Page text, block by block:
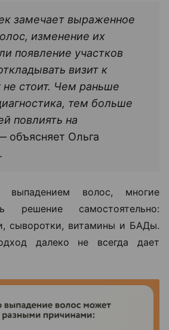
замечает выраженное
изменение их
появление участков
визит к
не стоит. Чем раньше
тем больше
повлиять на
объясняет Ольга
выпадением волос, многие
решение самостоятельно:
сыворотки, витамины и БАДы.
далеко не всегда дает